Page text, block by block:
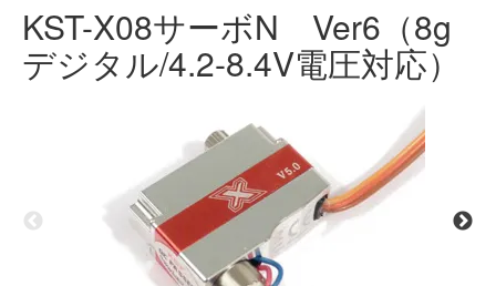
KST-X08サーボN Ver6（8g
デジタル/4.2-8.4V電圧対応）